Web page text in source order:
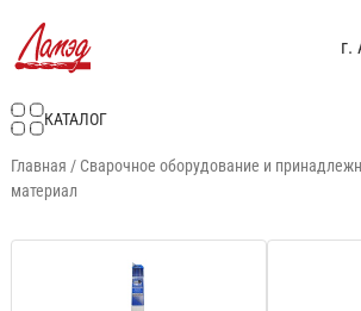
г.
КАТАЛОГ
Главная / Сварочное оборудование и
материал